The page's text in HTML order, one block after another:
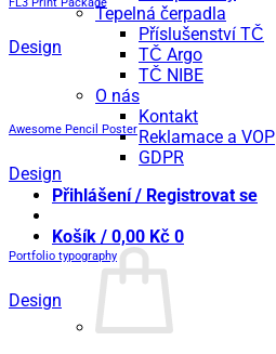
Tepelná čerpadla
Příslušenství TČ
TČ Argo
TČ NIBE
O nás
Kontakt
Reklamace a VOP
GDPR
Přihlášení / Registrovat se
Košík / 0,00 Kč 0
Design
Awesome Pencil Poster
Design
Portfolio typography
Design